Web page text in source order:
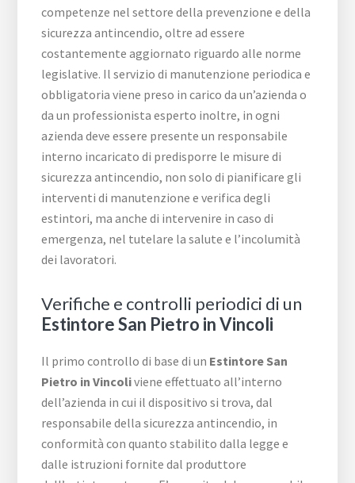
competenze nel settore della prevenzione e della
sicurezza antincendio, oltre ad essere
costantemente aggiornato riguardo alle norme
legislative. Il servizio di manutenzione periodica e
obbligatoria viene preso in carico da un’azienda o
da un professionista esperto inoltre, in ogni
azienda deve essere presente un responsabile
interno incaricato di predisporre le misure di
sicurezza antincendio, non solo di pianificare gli
interventi di manutenzione e verifica degli
estintori, ma anche di intervenire in caso di
emergenza, nel tutelare la salute e l’incolumità
dei lavoratori.
Verifiche e controlli periodici di un
Estintore San Pietro in Vincoli
Il primo controllo di base di un Estintore San
Pietro in Vincoliviene effettuato all’interno
dell’azienda in cui il dispositivo si trova, dal
responsabile della sicurezza antincendio, in
conformità con quanto stabilito dalla legge e
dalle istruzioni fornite dal produttore